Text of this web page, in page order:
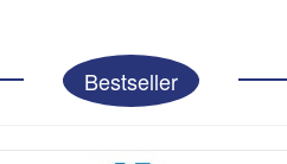
Bestseller